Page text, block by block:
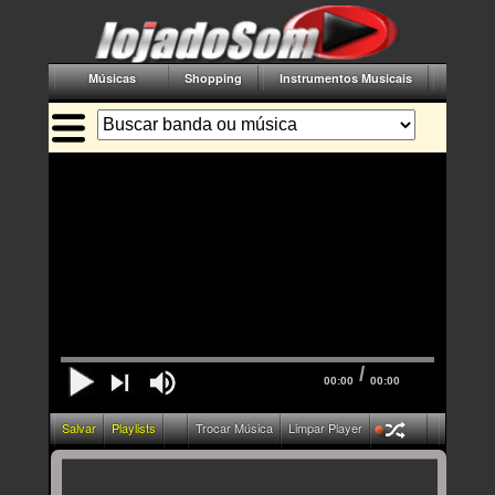
Músicas Shopping Instrumentos Musicais
00:00 / 00:00
Salvar Playlists Trocar Música Limpar Player